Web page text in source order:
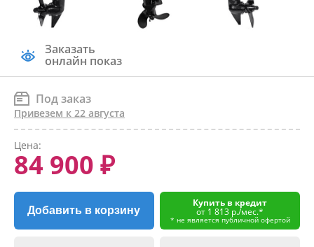
Заказать
онлайн показ
Под заказ
Привезем к 22 августа
Цена:
84 900 ₽
Добавить в корзину
Купить в кредит
от 1 813 р./мес.*
* не является публичной офертой